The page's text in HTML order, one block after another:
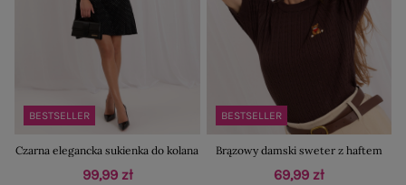
BESTSELLER
Czarna elegancka sukienka do kolana
99,99 zł
BESTSELLER
Brązowy damski sweter z haftem
69,99 zł